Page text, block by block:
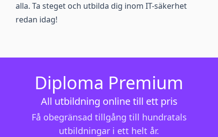
alla. Ta steget och utbilda dig inom IT-säkerhet
redan idag!
Diploma Premium
All utbildning online till ett pris
Få obegränsad tillgång till hundratals
utbildningar i ett helt år.